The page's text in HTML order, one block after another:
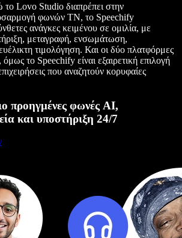
Lovo Studio διαπρέπει στην
φωνών ΤΝ, το Speechify
ανάγκες κειμένου σε ομιλία, με
μεταγραφή, ενσωμάτωση,
τιμολόγηση. Και οι δύο πλατφόρμες
το Speechify είναι εξαιρετική επιλογή
που αναζητούν κορυφαίες
προηγμένες φωνές AI,
και υποστήριξη 24/7